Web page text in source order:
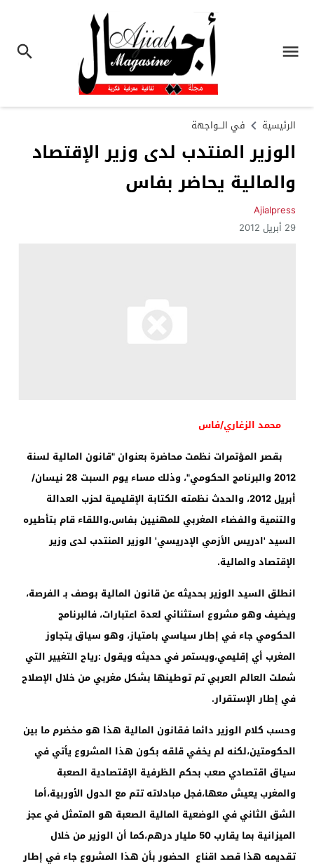
الرئيسية في الـــواجهة
الوزير المنتدب لدى وزير الإقتصاد
والمالية يحاضر بفاس
Ajialpress
29 أبريل 2012
محمد الزغاري/فاس
بقصر المؤتمرات نظمت محاضرة بعنوان "قانون المالية لسنة
2012 والبرنامج الحكومي"، وذلك مساء يوم السبت 28 نيسان/
أبريل2012، والحدث نظمته الكتابة الإقليمية لحزب العدالة
والتنمية والفضاء المغربي للمهنيين بفاس،واللقاء قام بتأطيره
السيد 'ادريس الأزمي الإدريسي' الوزير المنتدب لدى وزير
الإقتصاد والمالية.
انطلق السيد الوزير بحديثه عن قانون المالية بوصف بـ الفرصة،
ويضيف وهو مشروع استثنائي لعدة اعتبارات، فالبرنامج
الحكومي جاء في إطار سياسي بامتياز، وهو سياق يتجاوز
المغرب أي إقليمي،ويستمر في حديثه ويقول :رياح التغيير التي
شملت العالم العربي تم توطينها بشكل مغربي من خلال الإصلاح
في إطار الإستقرار.
وحسب كلام الوزير دائما فقانون المالية هذا هو مخضرم ما بين
الحكومتين،لكنه لم يخفي قلقه بكون هذا المشروع يأتي في
سياق اقتصادي صعب بحكم الظرفية الإقتصادية الصعبة
والمغرب يعيش معها،فجل مبادلاته تتم مع الدول الأوربية،أما
الشق الثاني في الوضعية المالية الصعبة هو المتمثل في عجز
الميزانية بما يقارب50 مليار درهم،كما أن الوزير من خلال
تقديمه هذا قصد اقناع الحضور بأن هذا المشروع جاء في إطار